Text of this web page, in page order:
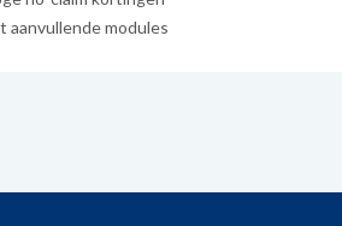
aanvullende modules